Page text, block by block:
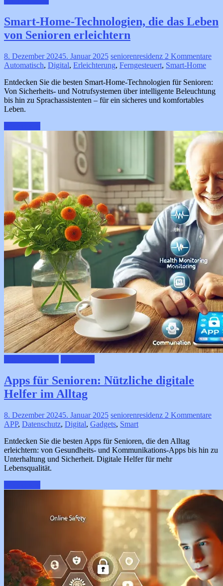
Smart-Home-Technologien, die das Leben
von Senioren erleichtern
8. Dezember 20245. Januar 2025 seniorenresidenz 2 Kommentare
Automatisch, Digital, Erleichterung, Ferngesteuert, Smart-Home
Entdecken Sie die besten Smart-Home-Technologien für Senioren:
Von Sicherheits- und Notrufsystemen über intelligente Beleuchtung
bis hin zu Sprachassistenten – für ein sicheres und komfortables
Leben.
Apps für Senioren: Nützliche digitale
Helfer im Alltag
8. Dezember 20245. Januar 2025 seniorenresidenz 2 Kommentare
APP, Datenschutz, Digital, Gadgets, Smart
Entdecken Sie die besten Apps für Senioren, die den Alltag
erleichtern: von Gesundheits- und Kommunikations-Apps bis hin zu
Unterhaltung und Sicherheit. Digitale Helfer für mehr
Lebensqualität.